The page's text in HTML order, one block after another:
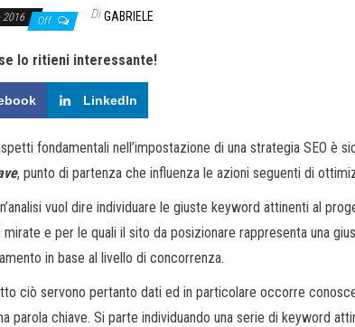
2016 Off Di GABRIELE
lo ritieni interessante!
LinkedIn
fondamentali nell’impostazione di una strategia SEO è
, punto di partenza che influenza le azioni seguenti di
vuol dire individuare le giuste keyword attinenti al
e per le quali il sito da posizionare rappresenta una
in base al livello di concorrenza.
ciò servono pertanto dati ed in particolare occorre
parola chiave. Si parte individuando una serie di keyword